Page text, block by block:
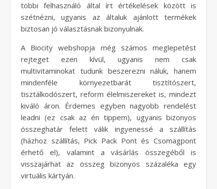
többi felhasználó által írt értékelések között is
szétnézni, ugyanis az általuk ajánlott termékek
biztosan jó választásnak bizonyulnak.
A Biocity webshopja még számos meglepetést
rejteget ezen kívül, ugyanis nem csak
multivitaminokat tudunk beszerezni náluk, hanem
mindenféle környezetbarát tisztítószert,
tisztálkodószert, reform élelmiszereket is, mindezt
kiváló áron. Érdemes egyben nagyobb rendelést
leadni (ez csak az én tippem), ugyanis bizonyos
összeghatár felett válik ingyenessé a szállítás
(házhoz szállítás, Pick Pack Pont és Csomagpont
érhető el), valamint a vásárlás összegéből is
visszajárhat az összeg bizonyos százaléka egy
virtuális kártyán.